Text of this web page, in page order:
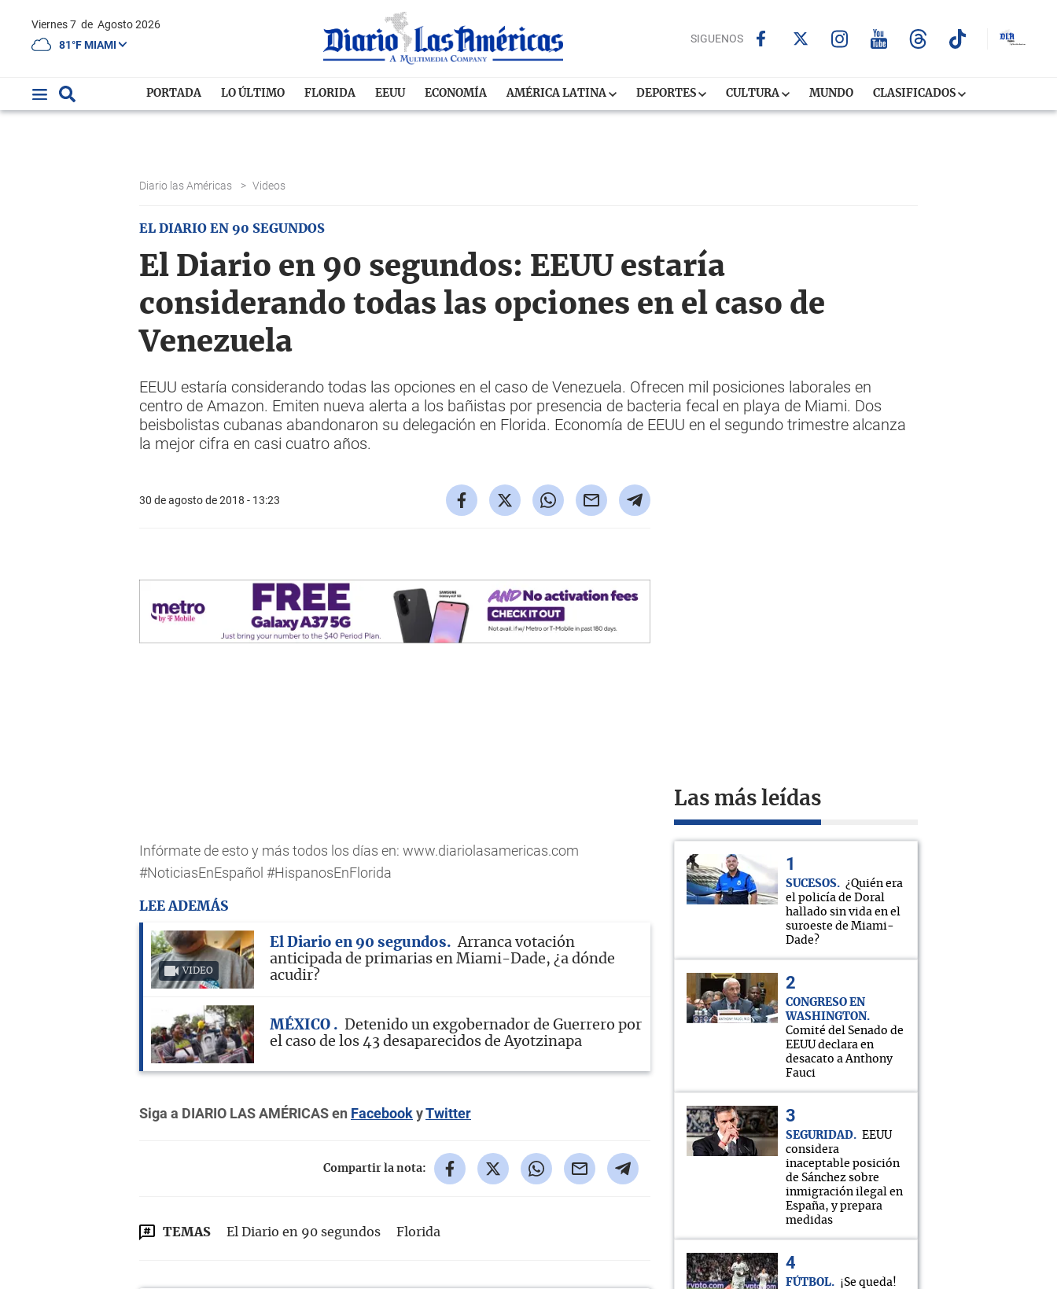
Viernes 7 de Agosto 2026
81°F MIAMI
SIGUENOS
PORTADA LO ÚLTIMO FLORIDA EEUU ECONOMÍA AMÉRICA LATINA DEPORTES CULTURA MUNDO CLASIFICADOS
Diario las Américas > Videos
EL DIARIO EN 90 SEGUNDOS
El Diario en 90 segundos: EEUU estaría
considerando todas las opciones en el caso de
Venezuela
EEUU estaría considerando todas las opciones en el caso de Venezuela. Ofrecen mil posiciones laborales en
centro de Amazon. Emiten nueva alerta a los bañistas por presencia de bacteria fecal en playa de Miami. Dos
beisbolistas cubanas abandonaron su delegación en Florida. Economía de EEUU en el segundo trimestre alcanza
la mejor cifra en casi cuatro años.
30 de agosto de 2018 - 13:23
Infórmate de esto y más todos los días en: www.diariolasamericas.com
#NoticiasEnEspañol #HispanosEnFlorida
LEE ADEMÁS
VIDEO
El Diario en 90 segundos
Arranca votación
anticipada de primarias en Miami-Dade, ¿a dónde
acudir?
MÉXICO
Detenido un exgobernador de Guerrero por
el caso de los 43 desaparecidos de Ayotzinapa
Siga a DIARIO LAS AMÉRICAS en FacebookyTwitter
Compartir la nota:
TEMAS El Diario en 90 segundos Florida
Las más leídas
SUCESOS
¿Quién era
el policía de Doral
hallado sin vida en el
suroeste de Miami-
Dade?
CONGRESO EN
WASHINGTON
Comité del Senado de
EEUU declara en
desacato a Anthony
Fauci
SEGURIDAD
EEUU
considera
inaceptable posición
de Sánchez sobre
inmigración ilegal en
España, y prepara
medidas
FÚTBOL
¡Se queda!